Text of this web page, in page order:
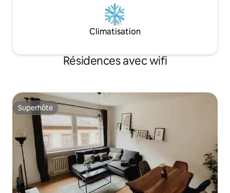
Climatisation
Résidences avec wifi
Superhôte
Superhôte